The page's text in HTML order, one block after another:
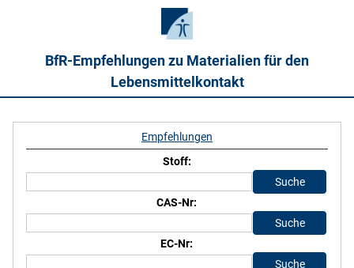
BfR-Empfehlungen zu Materialien für den
Lebensmittelkontakt
Empfehlungen
Stoff:
CAS-Nr:
EC-Nr: